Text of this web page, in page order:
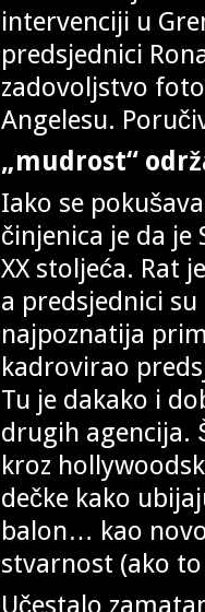
intervenciji u
predsjednici
zadovoljstvo
Angelesu.
„mudrost“
Iako se
činjenica je da
XX stoljeća. Rat
a predsjednici
najpoznatija
kadrovirao
Tu je dakako i
drugih agencija.
kroz
dečke kako
balon… kao
stvarnost (ako
Učestalo